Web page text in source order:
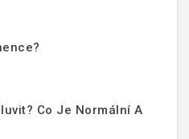
Co Je Normální A